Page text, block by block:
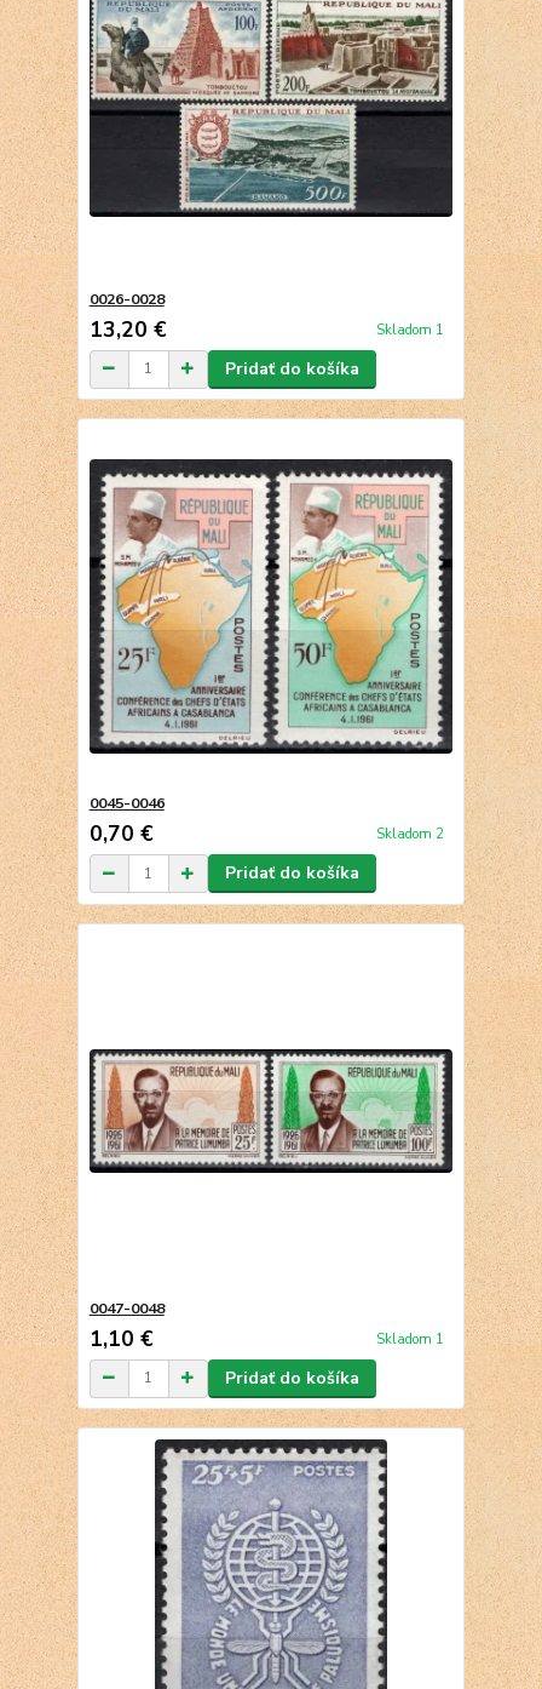
0026-0028
13,20 € Skladom 1
Pridať do košíka
0045-0046
0,70 € Skladom 2
Pridať do košíka
0047-0048
1,10 € Skladom 1
Pridať do košíka